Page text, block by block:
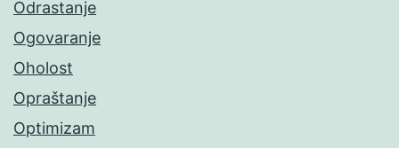
Odrastanje
Ogovaranje
Oholost
Opraštanje
Optimizam